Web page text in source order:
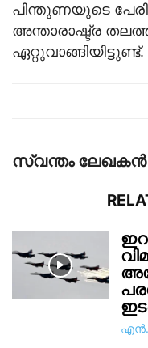
പിന്തുണയുടെ
അന്താരാഷ്ട്ര
ഏറ്റുവാങ്ങിയിട്ടുണ്ട്.
സ്വന്തം ലേഖകന്‍